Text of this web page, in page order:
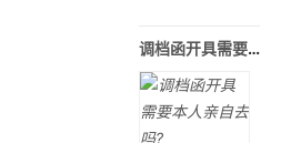
调档函开具需要本人亲自去吗?